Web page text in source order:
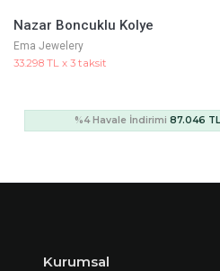
Siyah Mineli Kalp Yüzük
Ema Jewelery
6.403 TL x 3 taksit
%4 Havale İndirimi16.740 TL
Kurumsal